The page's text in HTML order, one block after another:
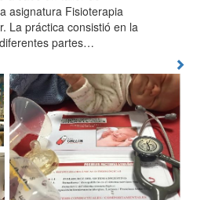
asignatura Fisioterapia
La práctica consistió en la
partes…